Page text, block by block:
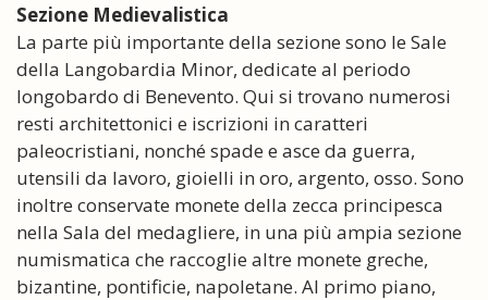
Sezione Medievalistica
La parte più importante della sezione sono le Sale
della Langobardia Minor, dedicate al periodo
longobardo di Benevento. Qui si trovano numerosi
resti architettonici e iscrizioni in caratteri
paleocristiani, nonché spade e asce da guerra,
utensili da lavoro, gioielli in oro, argento, osso. Sono
inoltre conservate monete della zecca principesca
nella Sala del medagliere, in una più ampia sezione
numismatica che raccoglie altre monete greche,
bizantine, pontificie, napoletane. Al primo piano,